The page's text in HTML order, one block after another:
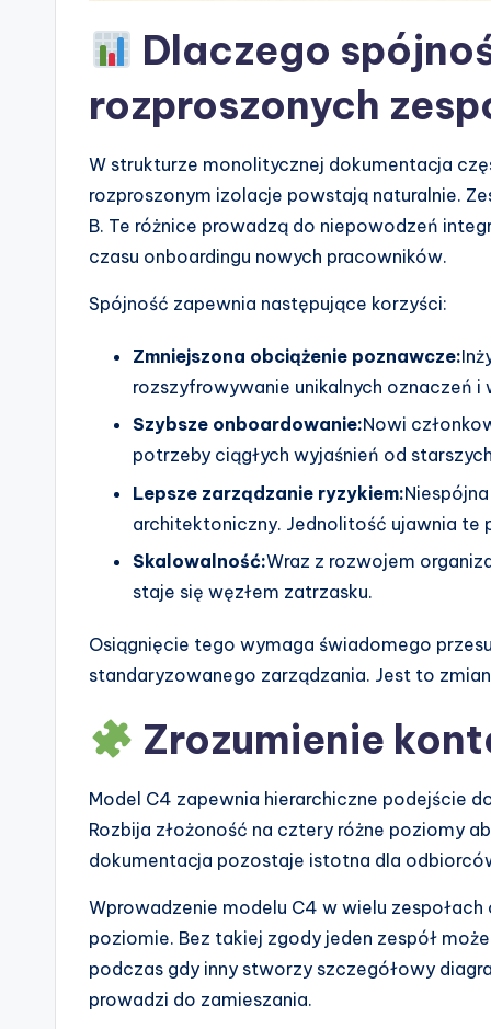
tr
Dlaczego
rozproszonych
W strukturze monolitycznej dokumentacja
rozproszonym izolacje powstają naturalnie.
B. Te różnice prowadzą do niepowodzeń
czasu onboardingu nowych pracowników.
Spójność zapewnia następujące korzyści:
Zmniejszona obciążenie poznawcze:
rozszyfrowywanie unikalnych oznaczeń
Szybsze onboardowanie:Nowi
potrzeby ciągłych wyjaśnień od
Lepsze zarządzanie ryzykiem:
architektoniczny. Jednolitość ujawnia te
Skalowalność:Wraz z rozwojem
staje się węzłem zatrzasku.
Osiągnięcie tego wymaga świadomego
standaryzowanego zarządzania. Jest to
Zrozumienie
Model C4 zapewnia hierarchiczne podejście
Rozbija złożoność na cztery różne poziomy
dokumentacja pozostaje istotna dla
Wprowadzenie modelu C4 w wielu
poziomie. Bez takiej zgody jeden zespół
podczas gdy inny stworzy szczegółowy
prowadzi do zamieszania.